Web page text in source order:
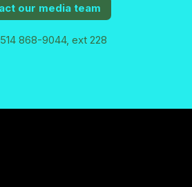
our media team
868-9044, ext 228